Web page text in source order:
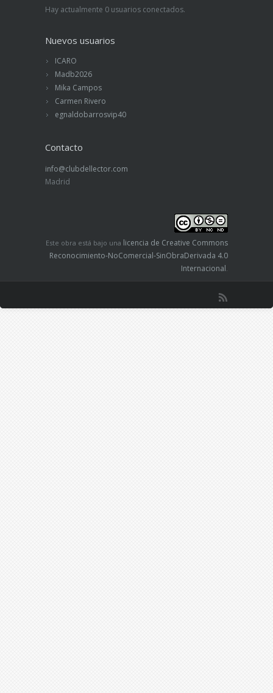
Hay actualmente 0 usuarios conectados.
Nuevos usuarios
ICARO
Madb2026
Mika Campos
Carmen Rivero
egnaldobarrosvip40
Contacto
info@clubdellector.com
Madrid
Este obra está bajo una licencia de Creative Commons
Reconocimiento-NoComercial-SinObraDerivada 4.0
Internacional